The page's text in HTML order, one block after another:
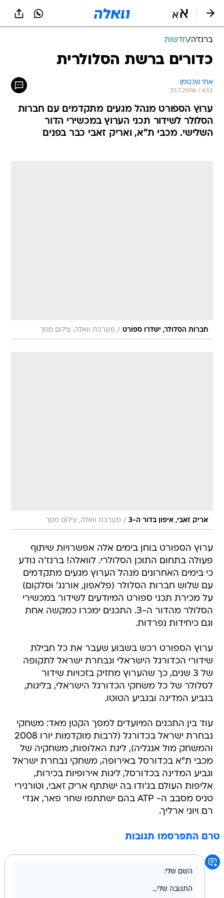
ברנז'ה/חדשות
כדורים ברשת הסלולרית
אתי שכטמן
25.7.2006 / 6:53
ערוץ הספורט מנהל מגעים מתקדמים עם חברות
הסלולר לשידור תכני הערוץ במכשירי הדור
השלישי. מכבי ת"א, ואריק זאבי כבר בפנים
חברות הסלולר, ישדרו ספורט / מערכת וואלה, צילום מסך
אריק זאבי, איפון בדור ה-3 / מערכת וואלה, צילום מסך
ערוץ הספורט בוחן בימים אלה אפשרויות שיתוף
פעולה בתחום התוכן הסלולרי. לוואלה! ברנז'ה נודע
כי בימים האחרונים מנהל הערוץ מגעים מתקדמים
עם שלוש חברות הסלולר (פלאפון, אורנג' וסלקום)
על מכירת תכני ספורט המיודעים לשידור במכשירי
הסלולר מהדור ה-3. התכנים ימכרו כמקשה אחת
וגם כיחידות נפרדות.
ערוץ הספורט רכש בשבוע שעבר את כל חבילת
שידורי הכדורגל הישראלי ונבחרת ישראל לתקופה
של 3 שנים, כך שהערוץ מחזיק בזכויות שידור
לסלולר של כל משחקי הכדורגל הישראלי, בליגות,
בגביע המדינה ובגביע הטוטו.
עוד בין התכנים המיועדים למסך הקטן מאד: משחקי
נבחרת ישראל בכדורגל (לרבות מוקדמות יורו 2008
והמשחק מול אנגליה), ליגת האלופות, משחקיה של
מכבי ת"א בכדורסל באירופה, משחקי נבחרת ישראל
וגביע המדינה בכדורסל, ליגות אירופיות בכירות,
אליפות העולם בג'ודו בה ישתתף אריק זאבי, וטורנירי
טניס מסבב ה- ATP בהם ישתתפו שחר פאר, אנדי
רם ויוני ארליך.
טרם התפרסמו תגובות